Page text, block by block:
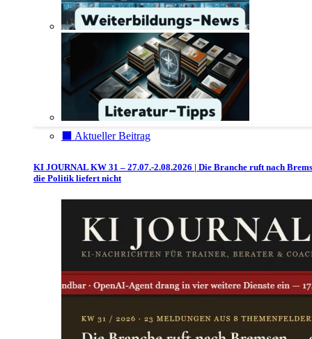
⬛️ Aktueller Beitrag
KI JOURNAL KW 31 – 27.07.-2.08.2026 | Die Branche ruft nach
die Politik liefert nicht